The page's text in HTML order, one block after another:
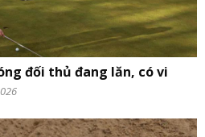
đối thủ đang lăn, có vi